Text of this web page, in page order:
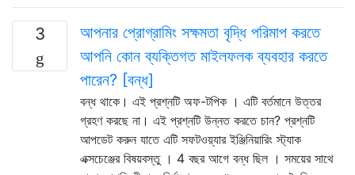
3
আপনার প্রোগ্রামিং সক্ষমতা বৃদ্ধি পরিমাপ করতে
আপনি কোন ব্যক্তিগত মাইলফলক ব্যবহার করতে
পারেন? [বন্ধ]
বন্ধ থাকে। এই প্রশ্নটি অফ-টপিক । এটি বর্তমানে উত্তর
গ্রহণ করছে না। এই প্রশ্নটি উন্নত করতে চান? প্রশ্নটি
আপডেট করুন যাতে এটি সফটওয়্যার ইঞ্জিনিয়ারিং স্ট্যাক
এক্সচেঞ্জের বিষয়বস্তু । 4 বছর আগে বন্ধ ছিল । সময়ের সাথে